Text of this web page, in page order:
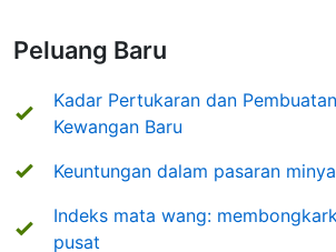
Peluang Baru
Kadar Pertukaran dan
Kewangan Baru
Keuntungan dalam pasaran
Indeks mata wang:
pusat